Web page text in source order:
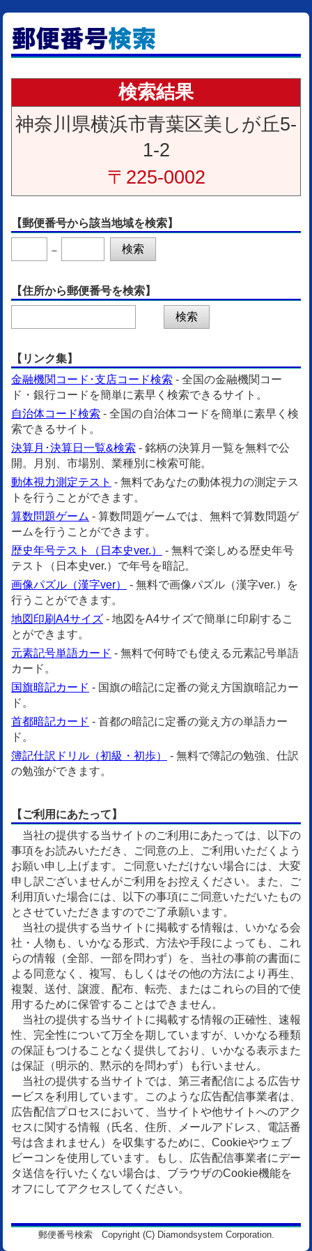
検索結果
神奈川県横浜市青葉区美しが丘5-
1-2
〒225-0002
【郵便番号から該当地域を検索】
－
【住所から郵便番号を検索】
【リンク集】
金融機関コード･支店コード検索 - 全国の金融機関コー
ド・銀行コードを簡単に素早く検索できるサイト。
自治体コード検索 - 全国の自治体コードを簡単に素早く検
索できるサイト。
決算月･決算日一覧&検索 - 銘柄の決算月一覧を無料で公
開。月別、市場別、業種別に検索可能。
動体視力測定テスト - 無料であなたの動体視力の測定テス
トを行うことができます。
算数問題ゲーム - 算数問題ゲームでは、無料で算数問題ゲ
ームを行うことができます。
歴史年号テスト（日本史ver.）
- 無料で楽しめる歴史年号
テスト（日本史ver.）で年号を暗記。
画像パズル（漢字ver）
- 無料で画像パズル（漢字ver.）を
行うことができます。
地図印刷A4サイズ - 地図をA4サイズで簡単に印刷するこ
とができます。
元素記号単語カード - 無料で何時でも使える元素記号単語
カード。
国旗暗記カード - 国旗の暗記に定番の覚え方国旗暗記カー
ド。
首都暗記カード - 首都の暗記に定番の覚え方の単語カー
ド。
簿記仕訳ドリル（初級・初歩）
- 無料で簿記の勉強、仕訳
の勉強ができます。
【ご利用にあたって】
当社の提供する当サイトのご利用にあたっては、以下の
事項をお読みいただき、ご同意の上、ご利用いただくよう
お願い申し上げます。ご同意いただけない場合には、大変
申し訳ございませんがご利用をお控えください。また、ご
利用頂いた場合には、以下の事項にご同意いただいたもの
とさせていただきますのでご了承願います。
当社の提供する当サイトに掲載する情報は、いかなる会
社・人物も、いかなる形式、方法や手段によっても、これ
らの情報（全部、一部を問わず）を、当社の事前の書面に
よる同意なく、複写、もしくはその他の方法により再生、
複製、送付、譲渡、配布、転売、またはこれらの目的で使
用するために保管することはできません。
当社の提供する当サイトに掲載する情報の正確性、速報
性、完全性について万全を期していますが、いかなる種類
の保証もつけることなく提供しており、いかなる表示また
は保証（明示的、黙示的を問わず）も行いません。
当社の提供する当サイトでは、第三者配信による広告サ
ービスを利用しています。このような広告配信事業者は、
広告配信プロセスにおいて、当サイトや他サイトへのアク
セスに関する情報（氏名、住所、メールアドレス、電話番
号は含まれません）を収集するために、Cookieやウェブ
ビーコンを使用しています。もし、広告配信事業者にデー
タ送信を行いたくない場合は、ブラウザのCookie機能を
オフにしてアクセスしてください。
郵便番号検索 Copyright (C) Diamondsystem Corporation.